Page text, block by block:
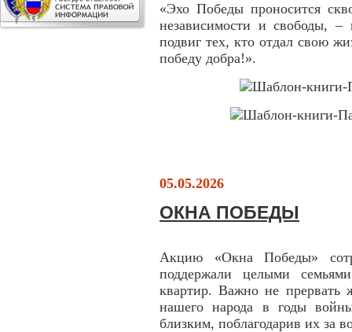
«Эхо Победы проносится
независимости и свободы,
подвиг тех, кто отдал свою
победу добра!».
05.05.2026
ОКНА ПОБЕДЫ
Акцию «Окна Победы»
поддержали целыми
квартир. Важно не прервать
нашего народа в годы
близким, поблагодарив их за